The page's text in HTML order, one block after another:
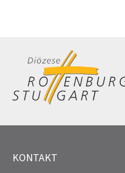
KONTAKT